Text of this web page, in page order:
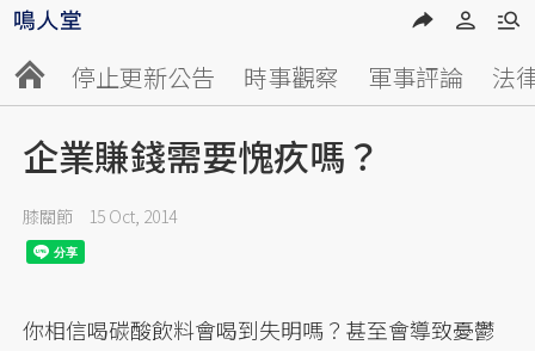
停止更新公告 時事觀察 軍事評論 法
企業賺錢需要愧疚嗎？
膝關節 15 Oct, 2014
你相信喝碳酸飲料會喝到失明嗎？甚至會導致憂鬱